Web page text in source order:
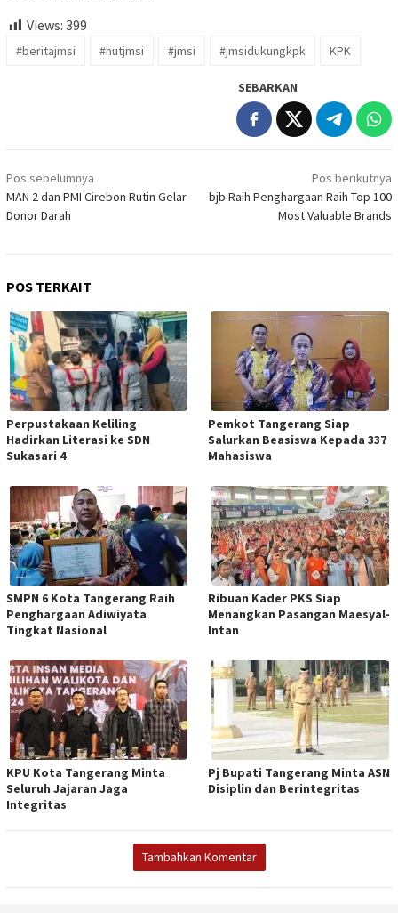
Views: 399
#beritajmsi #hutjmsi #jmsi #jmsidukungkpk KPK
SEBARKAN
Navigasi
pos
Pos sebelumnya
MAN 2 dan PMI Cirebon Rutin Gelar
Donor Darah
Pos berikutnya
bjb Raih Penghargaan Raih Top 100
Most Valuable Brands
POS TERKAIT
Perpustakaan Keliling
Hadirkan Literasi ke SDN
Sukasari 4
Pemkot Tangerang Siap
Salurkan Beasiswa Kepada 337
Mahasiswa
SMPN 6 Kota Tangerang Raih
Penghargaan Adiwiyata
Tingkat Nasional
Ribuan Kader PKS Siap
Menangkan Pasangan Maesyal-
Intan
KPU Kota Tangerang Minta
Seluruh Jajaran Jaga
Integritas
Pj Bupati Tangerang Minta ASN
Disiplin dan Berintegritas
Tambahkan Komentar